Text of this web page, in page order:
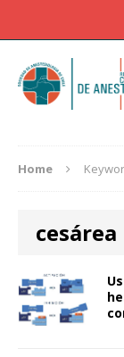
Home
cesárea